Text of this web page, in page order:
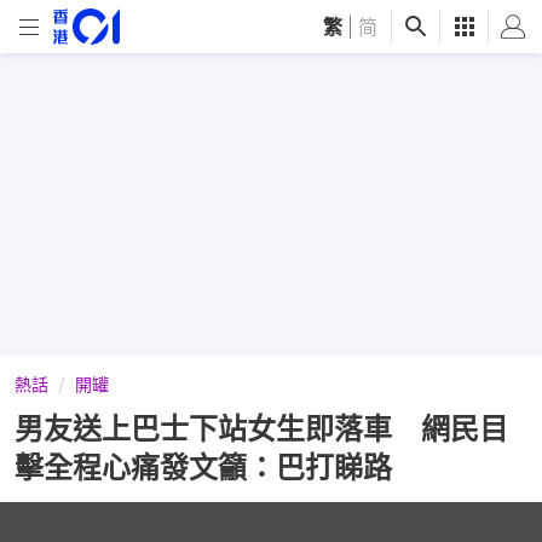
繁 简
熱話 開罐
男友送上巴士下站女生即落車 網民目
擊全程心痛發文籲：巴打睇路